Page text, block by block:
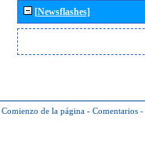
[Newsflashes]
Comienzo de la página - Comentarios -